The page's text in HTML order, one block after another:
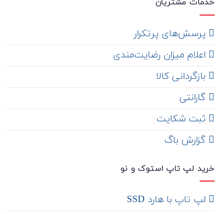
خدمات مشتریان
‌ پرسش‌های پرتکرار
اعلام میزان رضایت‌مندی
‌ بازگردانی کالا
گارانتی
ثبت شکایت
‌ گزارش باگ
خرید لپ تاپ استوک و نو
لپ تاپ با هارد SSD